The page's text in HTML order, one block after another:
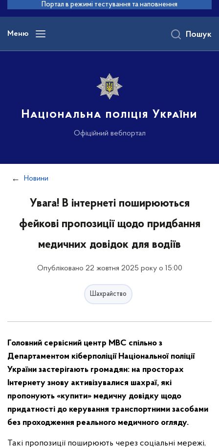
основного
вмісту
Портал в режимі тестування та наповнення
Меню
Національна поліція України
Офіційний вебпортал
Пошук
Новини
Увага! В інтернеті поширюються
фейкові пропозиції щодо придбання
медичних довідок для водіїв
Опубліковано 22 жовтня 2025 року о 15:00
Шахрайство
Головний сервісний центр МВС спільно з
Департаментом кіберполіції Національної поліції
України застерігають громадян: на просторах
Інтернету знову активізувалися шахраї, які
пропонують «купити» медичну довідку щодо
придатності до керування транспортними засобами
без проходження реального медичного огляду.
Такі пропозиції поширюють через соціальні мережі,